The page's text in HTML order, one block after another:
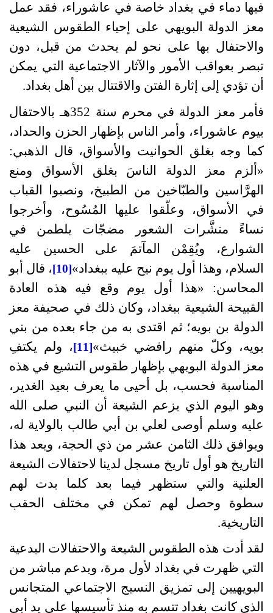
فيها دماء في بغداد خاصة في عاشوراء، فقد عمل
معز الدولة البويهي على إحياء الطقوس الشيعية
والاحتفال بها على نحو لم يحدث من قبل، دون
تبصر بعواقب الأمور والآثار الاجتماعية التي يمكن
أن تؤدي إلى إثارة الفتن والاقتتال بين أهل بغداد.
فأمر معز الدولة في محرم سنة
هـ بالاحتفال
بيوم عاشوراء، وأمر الناس بإظهار الحزن والحداد،
كما وجه بغلق الحوانيت والأسواق، قال الذهبي:
« ألزم معز الدولة الناسَ بغلق الأسواق ومنع
الهرَّاسين والطبّاخين من الطبيخ، ونصبوا القباب
في الأسواق، وعلّقوا عليها المُسُوح، وأخرجوا
نساءً منشَّرات الشعور مضجّات يلطمن في
الشوارع، ويُقِمْن المآتمَ على الحسين عليه
السلام، وهذا أول يوم نيح عليه ببغداد»
[10]
، قال أبو
المحاسن: «هذا أول يوم وقع فيه هذه العادة
القبيحة الشيعية ببغداد، وكان ذلك في صحيفة معز
الدولة بن بويه؛ ثم اقتدى به من جاء بعده من بني
بويه، وكلّ منهم رافضي خبيث»
[11]
، ولم يكتفِ
معز الدولة البويهي بإظهار طقوس التشيع في هذه
المناسبة فحسب، بل أحيى ما يعرف بعيد الغدير،
وهو اليوم الذي يزعم الشيعة أن النبي صلى الله
عليه وسلم أوصى لعلي بن أبي طالب بالولاية له،
ويوافق ذلك الثامن عشر من ذي الحجة، ويعد هذا
التاريخ هو أول تاريخ مسجل لدينا لاحتفالات الشيعة
العلنية والتي ستظهر فيما بعد كلما بدت لهم
سطوة وحصل لهم تمكن في مختلف الحقب
التاريخية.
لقد أدت هذه الطقوس الشيعة والاحتفالات البدعية
التي ظهرت في بغداد لأول مرة، وبدعم مباشر من
البويهيين إلى تمزيق النسيج الاجتماعي المتجانس
الذي كانت بغداد تتسم به منذ تأسيسها على يد أبي